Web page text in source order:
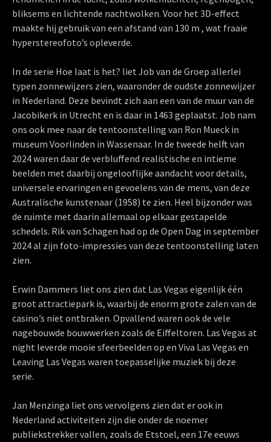
bliksems en lichtende nachtwolken. Voor het 3D-effect
maakte hij gebruik van een afstand van 130 m , wat fraaie
hyperstereofoto’s opleverde.
In de serie Hoe laat is het? liet Job van de Groep allerlei
typen zonnewijzers zien, waaronder de oudste zonnewijzer
in Nederland. Deze bevindt zich aan een van de muur van de
Jacobikerk in Utrecht en is daar in 1463 geplaatst. Job nam
ons ook mee naar de tentoonstelling van Ron Mueck in
museum Voorlinden in Wassenaar. In de tweede helft van
2024 waren daar de verbluffend realistische en intieme
beelden met daarbij ongelooflijke aandacht voor details,
universele ervaringen en gevoelens van de mens, van deze
Australische kunstenaar (1958) te zien. Heel bijzonder was
de ruimte met daarin allemaal op elkaar gestapelde
schedels. Rik van Schagen had op de Open Dag in september
2024 al zijn foto-impressies van deze tentoonstelling laten
zien.
Erwin Dammers liet ons zien dat Las Vegas eigenlijk één
groot attractiepark is, waarbij de enorm grote zalen van de
casino’s niet ontbraken. Opvallend waren ook de vele
nagebouwde bouwwerken zoals de Eiffeltoren. Las Vegas at
night leverde mooie sfeerbeelden op en Viva Las Vegas en
Leaving Las Vegas waren toepasselijke muziek bij deze
serie.
Jan Menzinga liet ons vervolgens zien dat er ook in
Nederland activiteiten zijn die onder de noemer
publiekstrekker vallen, zoals de Etstoel, een 17e eeuws